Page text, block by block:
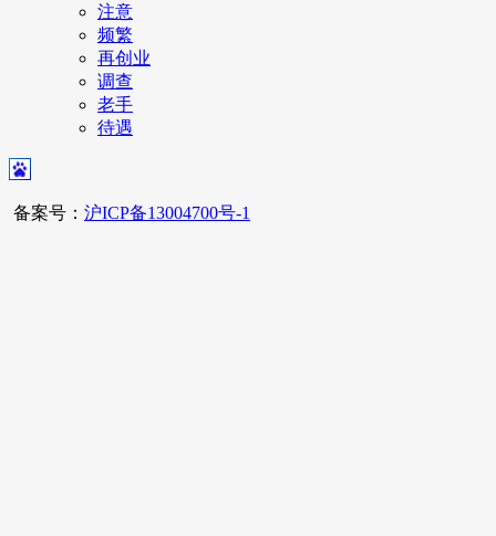
注意
频繁
再创业
调查
老手
待遇
备案号： 沪ICP备13004700号-1